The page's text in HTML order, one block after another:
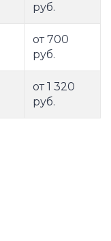
руб.
от 700
руб.
от 1 320
руб.